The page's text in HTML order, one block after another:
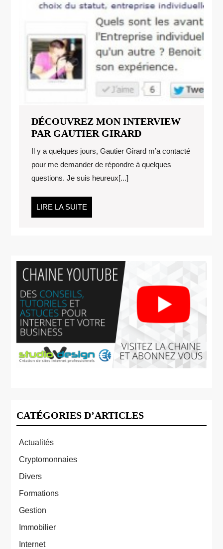
DÉCOUVREZ MON INTERVIEW
PAR GAUTIER GIRARDDÉCOUVREZ
INTERVIEW
PAR
Il y a quelques jours, Gautier Girard m’a contacté
pour me demander de répondre à quelques
questions. Je suis heureux[...]
LIRE LA SUITE
LA
CATÉGORIES D’ARTICLES
Actualités
Cryptomonnaies
Divers
Formations
Gestion
Immobilier
Internet